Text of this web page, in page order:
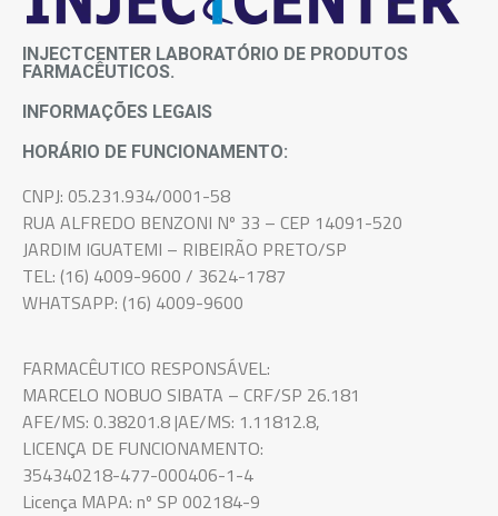
INJECTCENTER LABORATÓRIO DE PRODUTOS
FARMACÊUTICOS.
INFORMAÇÕES LEGAIS
HORÁRIO DE FUNCIONAMENTO:
CNPJ: 05.231.934/0001-58
RUA ALFREDO BENZONI Nº 33 – CEP 14091-520
JARDIM IGUATEMI – RIBEIRÃO PRETO/SP
TEL: (16) 4009-9600 / 3624-1787
WHATSAPP: (16) 4009-9600
FARMACÊUTICO RESPONSÁVEL:
MARCELO NOBUO SIBATA – CRF/SP 26.181
AFE/MS: 0.38201.8 |AE/MS: 1.11812.8,
LICENÇA DE FUNCIONAMENTO:
354340218-477-000406-1-4
Licença MAPA: nº SP 002184-9